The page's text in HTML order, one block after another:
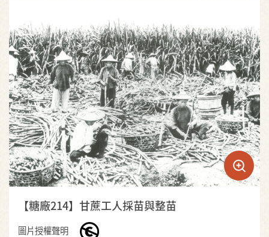
【糖廠214】甘蔗工人採苗與整苗
圖片授權聲明